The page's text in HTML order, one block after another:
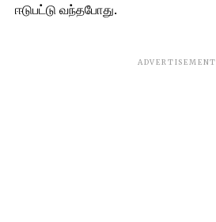
ஈடுபட்டு வந்தபோது.
ADVERTISEMENT